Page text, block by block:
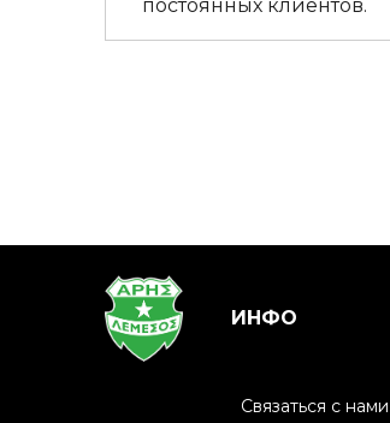
постоянных клиентов.
ИНФО
Связаться с нами